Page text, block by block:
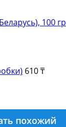
100 гр
610 ₸
похожий